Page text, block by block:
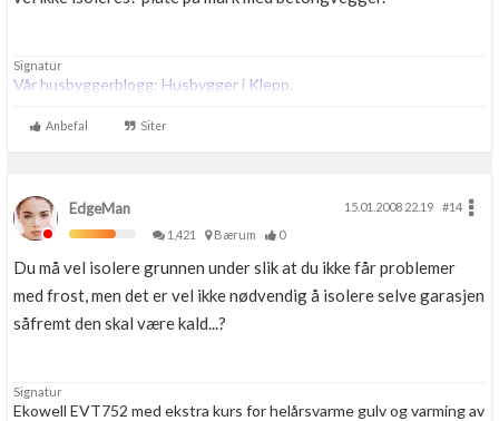
Signatur
Vår husbyggerblogg: Husbygger i Klepp.
Anbefal Siter
EdgeMan 15.01.2008 22.19
#14
1,421
Bærum 0
Du må vel isolere grunnen under slik at du ikke får problemer
med frost, men det er vel ikke nødvendig å isolere selve garasjen
såfremt den skal være kald...?
Signatur
Ekowell EVT752 med ekstra kurs for helårsvarme gulv og varming av